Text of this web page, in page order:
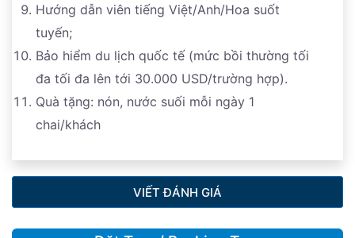
Hướng dẫn viên tiếng Việt/Anh/Hoa suốt
tuyến;
Bảo hiểm du lịch quốc tế (mức bồi thường tối
đa tối đa lên tới 30.000 USD/trường hợp).
Quà tặng: nón, nước suối mỗi ngày 1
chai/khách
VIẾT ĐÁNH GIÁ